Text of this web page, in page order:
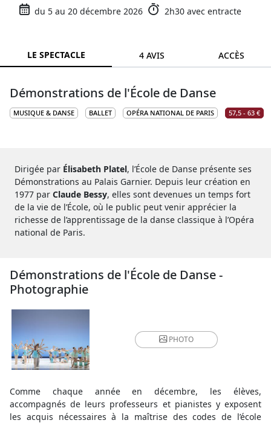
du 5 au 20 décembre 2026 2h30 avec entracte
LE SPECTACLE 4 AVIS ACCÈS
Démonstrations de l'École de Danse
MUSIQUE & DANSE BALLET OPÉRA NATIONAL DE PARIS 57,5 - 63 €
Dirigée par Élisabeth Platel, l’École de Danse présente ses
Démonstrations au Palais Garnier. Depuis leur création en
1977 par Claude Bessy, elles sont devenues un temps fort
de la vie de l’École, où le public peut venir apprécier la
richesse de l’apprentissage de la danse classique à l’Opéra
national de Paris.
Démonstrations de l'École de Danse -
Photographie
PHOTO
Comme chaque année en décembre, les élèves,
accompagnés de leurs professeurs et pianistes y exposent
les acquis nécessaires à la maîtrise des codes de l’école